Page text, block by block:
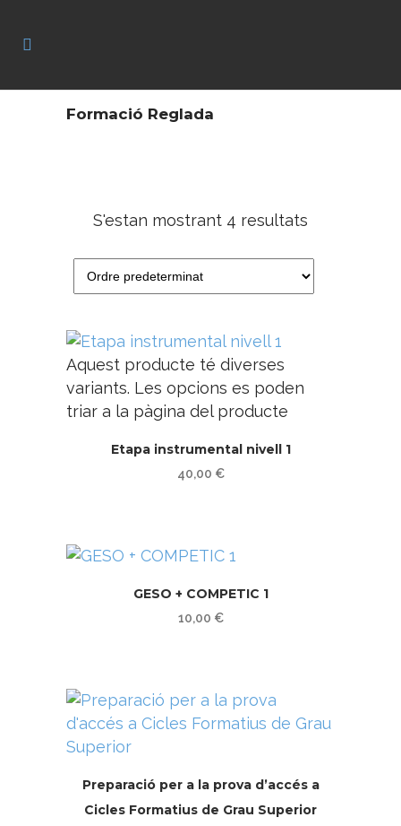
Formació Reglada
S'estan mostrant 4 resultats
Aquest producte té diverses
variants. Les opcions es poden
triar a la pàgina del producte
Etapa instrumental nivell 1
40,00 €
GESO + COMPETIC 1
10,00 €
Preparació per a la prova d’accés a
Cicles Formatius de Grau Superior